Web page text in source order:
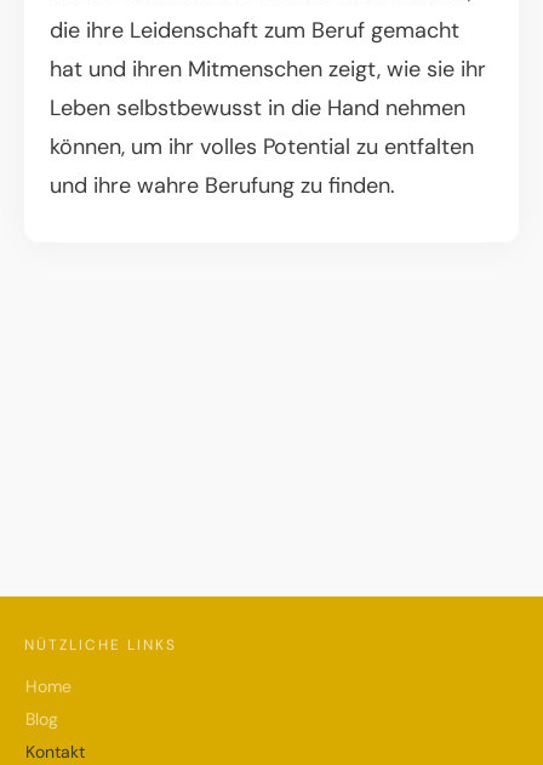
die ihre Leidenschaft zum Beruf gemacht
hat und ihren Mitmenschen zeigt, wie sie ihr
Leben selbstbewusst in die Hand nehmen
können, um ihr volles Potential zu entfalten
und ihre wahre Berufung zu finden.
NÜTZLICHE LINKS
Home
Blog
Kontakt